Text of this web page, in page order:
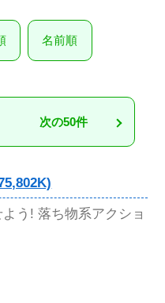
名前順
次の50件
う! 落ち物系アクショ